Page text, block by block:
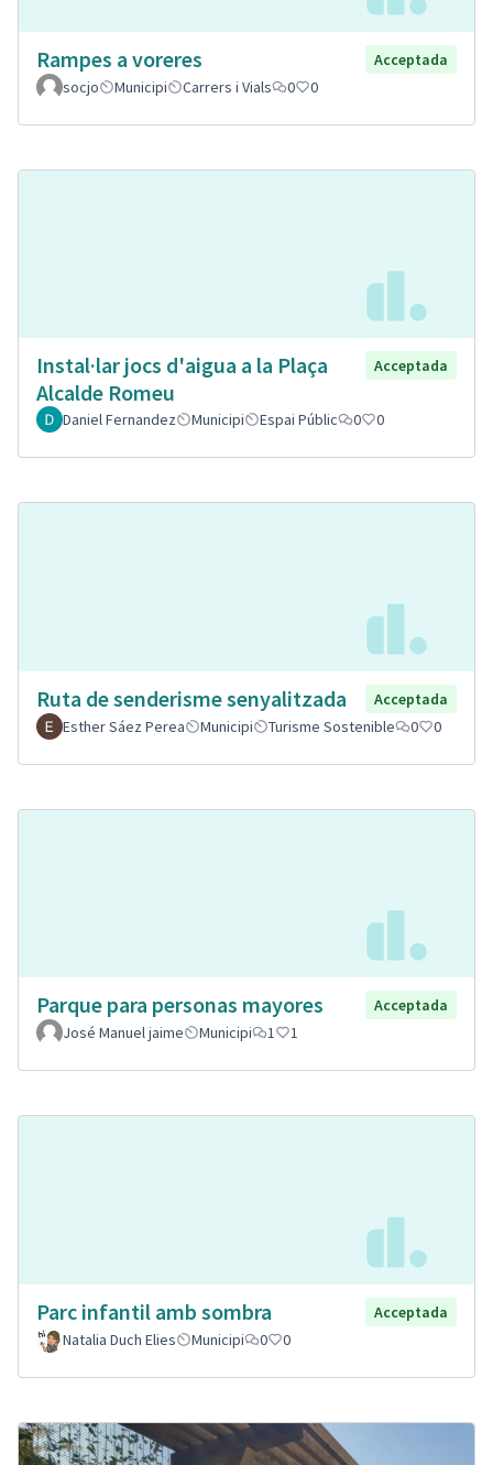
Rampes a voreres
Acceptada
socjo
Municipi Carrers i Vials 0 0
Instal·lar jocs d'aigua a la Plaça
Alcalde Romeu
Acceptada
Daniel Fernandez Municipi Espai Públic 0 0
Ruta de senderisme senyalitzada
Acceptada
Esther Sáez Perea
Municipi Turisme Sostenible 0 0
Parque para personas mayores
Acceptada
José Manuel jaime
Municipi 1 1
Parc infantil amb sombra
Acceptada
Natalia Duch Elies
Municipi 0 0